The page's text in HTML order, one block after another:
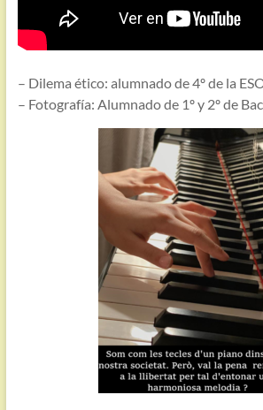
– Dilema ético: alumnado de 4º de la
– Fotografía: Alumnado de 1º y 2º de